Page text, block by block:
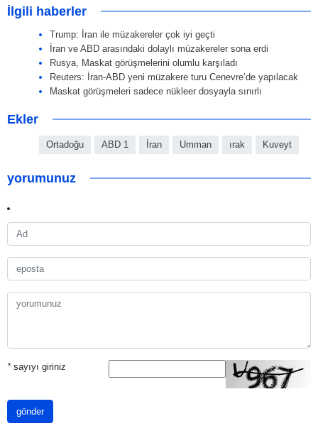
İlgili haberler
Trump: İran ile müzakereler çok iyi geçti
İran ve ABD arasındaki dolaylı müzakereler sona erdi
Rusya, Maskat görüşmelerini olumlu karşıladı
Reuters: İran-ABD yeni müzakere turu Cenevre’de yapılacak
Maskat görüşmeleri sadece nükleer dosyayla sınırlı
Ekler
Ortadoğu ABD 1 İran Umman ırak Kuveyt
yorumunuz
*sayıyı giriniz
gönder